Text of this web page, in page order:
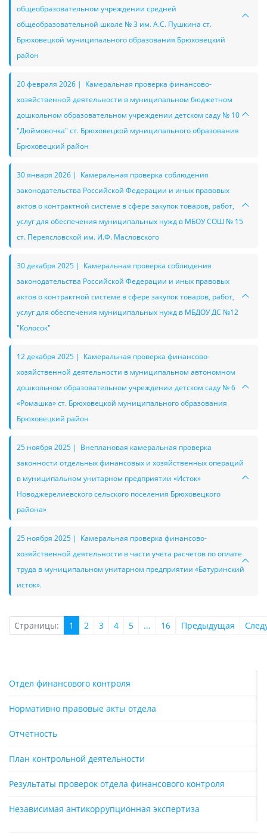
Отдел финансового контроля
Нормативно правовые акты отдела
Отчетность
План контрольной деятельности
Результаты проверок отдела финансового контроля
Независимая антикоррупционная экспертиза
общеобразовательном учреждении средней
общеобразовательной школе № 3 им. А.С. Пушкина ст.
Брюховецкой муниципального образования Брюховецкий
район
20 февраля 2026 | Камеральная проверка финансово-
хозяйственной деятельности в муниципальном бюджетном
дошкольном образовательном учреждении детском саду № 10
"Дюймовочка" ст. Брюховецкой муниципального образования
Брюховецкий район
30 января 2026 | Камеральная проверка соблюдения
законодательства Российской Федерации и иных правовых
актов о контрактной системе в сфере закупок товаров, работ,
услуг для обеспечения муниципальных нужд в МБОУ СОШ № 15
ст. Переясловской им. И.Ф. Масловского
30 декабря 2025 | Камеральная проверка соблюдения
законодательства Российской Федерации и иных правовых
актов о контрактной системе в сфере закупок товаров, работ,
услуг для обеспечения муниципальных нужд в МБДОУ ДС №12
"Колосок"
12 декабря 2025 | Камеральная проверка финансово-
хозяйственной деятельности в муниципальном автономном
дошкольном образовательном учреждении детском саду № 6
«Ромашка» ст. Брюховецкой муниципального образования
Брюховецкий район
25 ноября 2025 | Внеплановая камеральная проверка
законности отдельных финансовых и хозяйственных операций
в муниципальном унитарном предприятии «Исток»
Новоджерелиевского сельского поселения Брюховецкого
района»
25 ноября 2025 | Камеральная проверка финансово-
хозяйственной деятельности в части учета расчетов по оплате
труда в муниципальном унитарном предприятии «Батуринский
исток».
Страницы: 1 2 3 4 5 ... 16 Предыдущая